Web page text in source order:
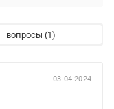
вопросы
03.04.2024